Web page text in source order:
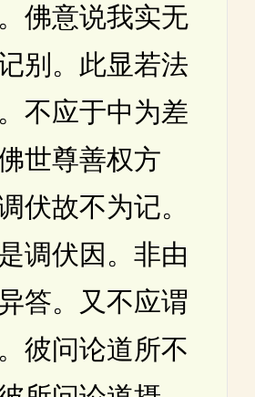
佛意说我实无
别。此显若法
不应于中为差
世尊善权方
伏故不为记。
调伏因。非由
答。又不应谓
彼问论道所不